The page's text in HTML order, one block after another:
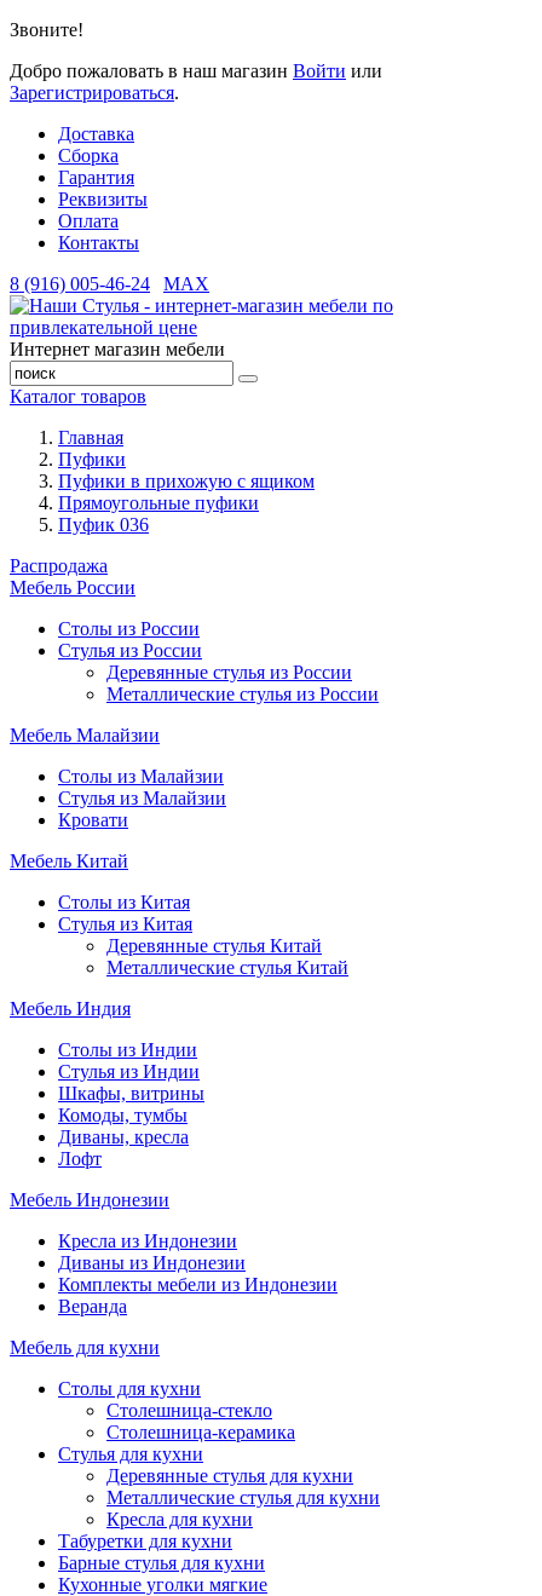
Звоните!
Добро пожаловать в наш магазин Войти или
Зарегистрироваться.
Доставка
Сборка
Гарантия
Реквизиты
Оплата
Контакты
8 (916) 005-46-24
MAX
Интернет магазин мебели
Каталог товаров
Главная
Пуфики
Пуфики в прихожую с ящиком
Прямоугольные пуфики
Пуфик 036
Распродажа
Мебель России
Столы из России
Стулья из России
Деревянные стулья из России
Металлические стулья из России
Мебель Малайзии
Столы из Малайзии
Стулья из Малайзии
Кровати
Мебель Китай
Столы из Китая
Стулья из Китая
Деревянные стулья Китай
Металлические стулья Китай
Мебель Индия
Столы из Индии
Стулья из Индии
Шкафы, витрины
Комоды, тумбы
Диваны, кресла
Лофт
Мебель Индонезии
Кресла из Индонезии
Диваны из Индонезии
Комплекты мебели из Индонезии
Веранда
Мебель для кухни
Столы для кухни
Столешница-стекло
Столешница-керамика
Стулья для кухни
Деревянные стулья для кухни
Металлические стулья для кухни
Кресла для кухни
Табуретки для кухни
Барные стулья для кухни
Кухонные уголки мягкие